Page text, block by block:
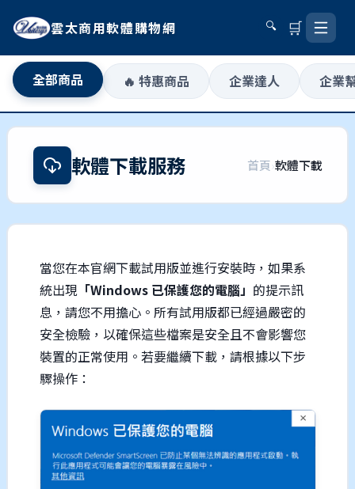
雲太商用軟體購物網 🔍 🛒
全部商品 🔥 特惠商品 企業達人 企業
軟體下載服務 首頁›軟體下載
當您在本官網下載試用版並進行安裝時，如果系
統出現 「Windows 已保護您的電腦」 的提示訊
息，請您不用擔心。所有試用版都已經過嚴密的
安全檢驗，以確保這些檔案是安全且不會影響您
裝置的正常使用。若要繼續下載，請根據以下步
驟操作：